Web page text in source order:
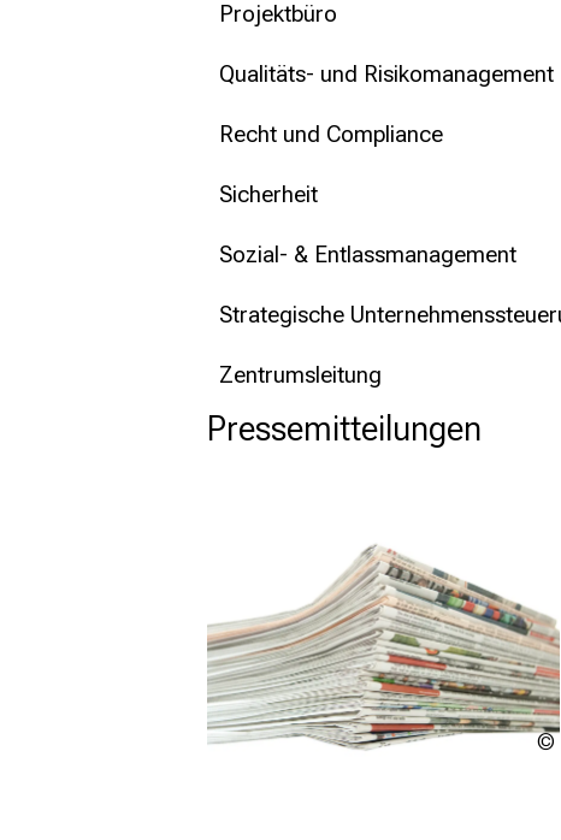
Projektbüro
Qualitäts- und Risikomanagement
Recht und Compliance
Sicherheit
Sozial- & Entlassmanagement
Strategische
Zentrumsleitung
Pressemitteilungen